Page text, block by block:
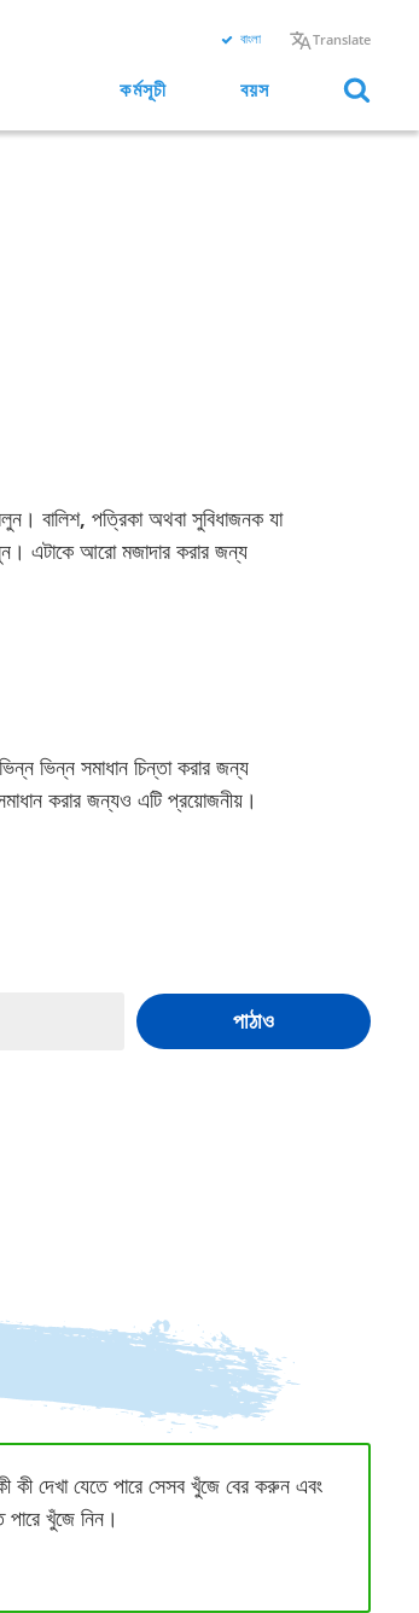
বাংলা Translate
কর্মসূচী বয়স
বালিশ, পত্রিকা অথবা সুবিধাজনক যা
এটাকে আরো মজাদার করার জন্য
ভিন্ন সমাধান চিন্তা করার জন্য
করার জন্যও এটি প্রয়োজনীয়।
পাঠাও
কী দেখা যেতে পারে সেসব খুঁজে বের করুন এবং
খুঁজে নিন।